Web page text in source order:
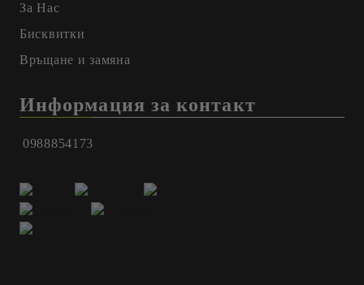
За Нас
Бисквитки
Връщане и замяна
Информация за контакт
0988854173